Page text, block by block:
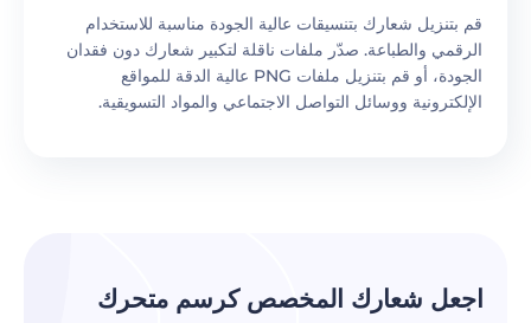
قم بتنزيل شعارك بتنسيقات عالية الجودة مناسبة للاستخدام
الرقمي والطباعة. صدّر ملفات ناقلة لتكبير شعارك دون فقدان
الجودة، أو قم بتنزيل ملفات PNG عالية الدقة للمواقع
الإلكترونية ووسائل التواصل الاجتماعي والمواد التسويقية.
‫اجعل شعارك المخصص كرسم متحرك‬